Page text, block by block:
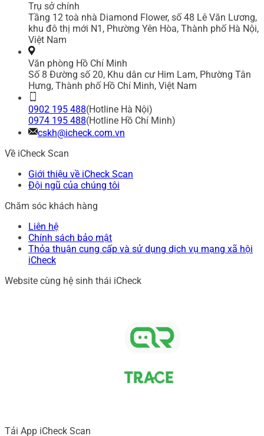
Trụ sở chính
Tầng 12 toà nhà Diamond Flower, số 48 Lê Văn Lương,
khu đô thị mới N1, Phường Yên Hòa, Thành phố Hà Nội,
Việt Nam
Văn phòng Hồ Chí Minh
Số 8 Đường số 20, Khu dân cư Him Lam, Phường Tân
Hưng, Thành phố Hồ Chí Minh, Việt Nam
0902 195 488(Hotline Hà Nội)
0974 195 488(Hotline Hồ Chí Minh)
cskh@icheck.com.vn
Về iCheck Scan
Giới thiệu về iCheck Scan
Đội ngũ của chúng tôi
Chăm sóc khách hàng
Liên hệ
Chính sách bảo mật
Thỏa thuận cung cấp và sử dụng dịch vụ mạng xã hội
iCheck
Website cùng hệ sinh thái iCheck
Tải App iCheck Scan